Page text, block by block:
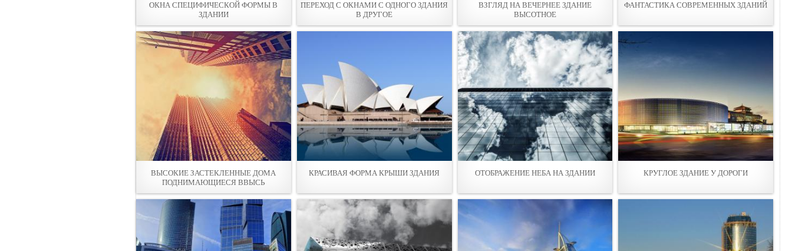
ОКНА СПЕЦИФИЧЕСКОЙ ФОРМЫ В
ЗДАНИИ
ПЕРЕХОД С ОКНАМИ С ОДНОГО ЗДАНИЯ
В ДРУГОЕ
ВЗГЛЯД НА ВЕЧЕРНЕЕ ЗДАНИЕ
ВЫСОТНОЕ
ФАНТАСТИКА СОВРЕМЕННЫХ ЗДАНИЙ
ВЫСОКИЕ ЗАСТЕКЛЕННЫЕ ДОМА
ПОДНИМАЮЩИЕСЯ ВВЫСЬ
КРАСИВАЯ ФОРМА КPЫШИ ЗДАНИЯ ОТОБРАЖЕНИЕ НEБА НА ЗДАНИИ КРУГЛОЕ ЗДАНИЕ У ДОРOГИ